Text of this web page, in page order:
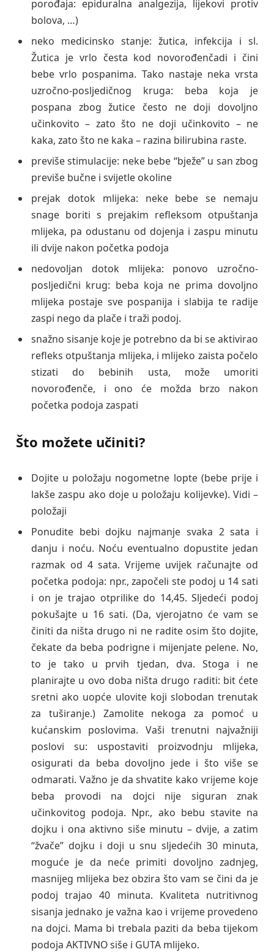
porođaja: epiduralna analgezija, lijekovi protiv
bolova, …)
neko medicinsko stanje: žutica, infekcija i sl.
Žutica je vrlo česta kod novorođenčadi i čini
bebe vrlo pospanima. Tako nastaje neka vrsta
uzročno-posljedičnog kruga: beba koja je
pospana zbog žutice često ne doji dovoljno
učinkovito – zato što ne doji učinkovito – ne
kaka, zato što ne kaka – razina bilirubina raste.
previše stimulacije: neke bebe “bježe” u san zbog
previše bučne i svijetle okoline
prejak dotok mlijeka: neke bebe se nemaju
snage boriti s prejakim refleksom otpuštanja
mlijeka, pa odustanu od dojenja i zaspu minutu
ili dvije nakon početka podoja
nedovoljan dotok mlijeka: ponovo uzročno-
posljedični krug: beba koja ne prima dovoljno
mlijeka postaje sve pospanija i slabija te radije
zaspi nego da plače i traži podoj.
snažno sisanje koje je potrebno da bi se aktivirao
refleks otpuštanja mlijeka, i mlijeko zaista počelo
stizati do bebinih usta, može umoriti
novorođenče, i ono će možda brzo nakon
početka podoja zaspati
Što možete učiniti?
Dojite u položaju nogometne lopte (bebe prije i
lakše zaspu ako doje u položaju kolijevke). Vidi –
položaji
Ponudite bebi dojku najmanje svaka 2 sata i
danju i noću. Noću eventualno dopustite jedan
razmak od 4 sata. Vrijeme uvijek računajte od
početka podoja: npr., započeli ste podoj u 14 sati
i on je trajao otprilike do 14,45. Sljedeći podoj
pokušajte u 16 sati. (Da, vjerojatno će vam se
činiti da ništa drugo ni ne radite osim što dojite,
čekate da beba podrigne i mijenjate pelene. No,
to je tako u prvih tjedan, dva. Stoga i ne
planirajte u ovo doba ništa drugo raditi: bit ćete
sretni ako uopće ulovite koji slobodan trenutak
za tuširanje.) Zamolite nekoga za pomoć u
kućanskim poslovima. Vaši trenutni najvažniji
poslovi su: uspostaviti proizvodnju mlijeka,
osigurati da beba dovoljno jede i što više se
odmarati. Važno je da shvatite kako vrijeme koje
beba provodi na dojci nije siguran znak
učinkovitog podoja. Npr., ako bebu stavite na
dojku i ona aktivno siše minutu – dvije, a zatim
“žvače” dojku i doji u snu sljedećih 30 minuta,
moguće je da neće primiti dovoljno zadnjeg,
masnijeg mlijeka bez obzira što vam se čini da je
podoj trajao 40 minuta. Kvaliteta nutritivnog
sisanja jednako je važna kao i vrijeme provedeno
na dojci. Mama bi trebala paziti da beba tijekom
podoja AKTIVNO siše i GUTA mlijeko.